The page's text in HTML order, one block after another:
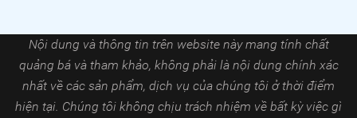
Nội dung và thông tin trên website này mang tính chất
quảng bá và tham khảo, không phải là nội dung chính xác
nhất về các sản phẩm, dịch vụ của chúng tôi ở thời điểm
hiện tại. Chúng tôi không chịu trách nhiệm về bất kỳ việc gì